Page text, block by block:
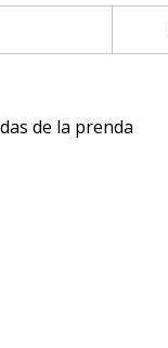
de la prenda